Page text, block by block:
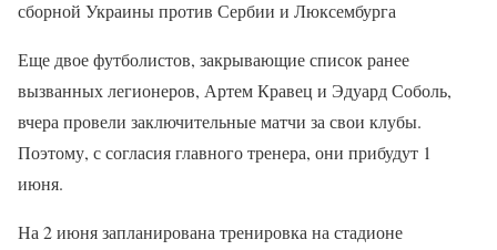
сборной Украины против Сербии и Люксембурга
Еще двое футболистов, закрывающие список ранее
вызванных легионеров, Артем Кравец и Эдуард Соболь,
вчера провели заключительные матчи за свои клубы.
Поэтому, с согласия главного тренера, они прибудут 1
июня.
На 2 июня запланирована тренировка на стадионе